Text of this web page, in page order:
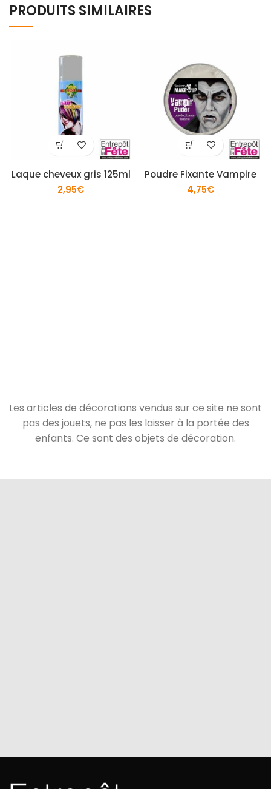
PRODUITS SIMILAIRES
Laque cheveux gris 125ml
2,95€
Poudre Fixante Vampire
4,75€
Les articles de décorations vendus sur ce site ne sont
pas des jouets, ne pas les laisser à la portée des
enfants. Ce sont des objets de décoration.